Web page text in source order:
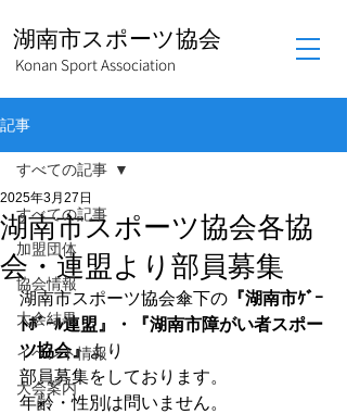
湖南市スポーツ協会
Konan Sport Association
記事
すべての記事
加盟団体
協会情報
大会結果
イベント情報
大会案内
すべての記事
湖南市スポーツ協会各協
会・連盟より部員募集
2025年3月27日
湖南市スポーツ協会傘下の 『湖南市ｹﾞｰ
ﾄﾎﾞｰﾙ連盟』・『湖南市障がい者スポー
ツ協会』より
部員募集をしております。
年齢・性別は問いません。